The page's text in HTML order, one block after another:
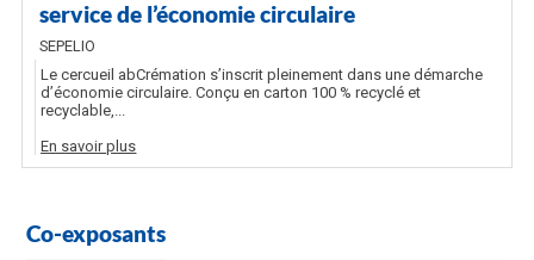
service de l’économie circulaire
SEPELIO
Le cercueil abCrémation s’inscrit pleinement dans une démarche
d’économie circulaire. Conçu en carton 100 % recyclé et
recyclable,...
En savoir plus
Co-exposants